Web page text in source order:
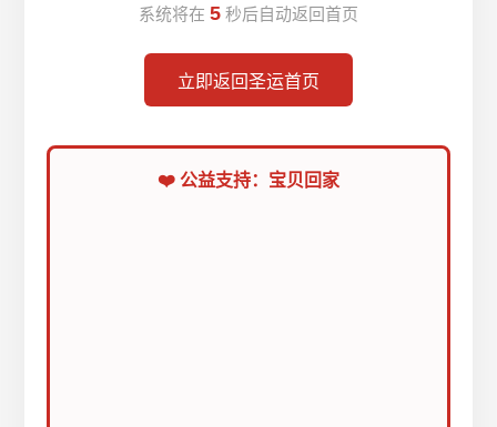
系统将在 5 秒后自动返回首页
立即返回圣运首页
❤️ 公益支持：宝贝回家